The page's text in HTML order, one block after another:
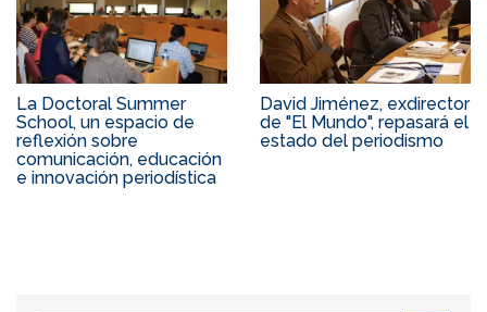
La Doctoral Summer
School, un espacio de
reflexión sobre
comunicación, educación
e innovación periodística
David Jiménez, exdirector
de "El Mundo", repasará el
estado del periodismo